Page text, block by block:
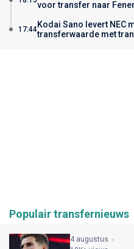
voor transfer naar
17:44Kodai Sano levert NEC
transferwaarde met
Populair transfernieuws
4 augustus